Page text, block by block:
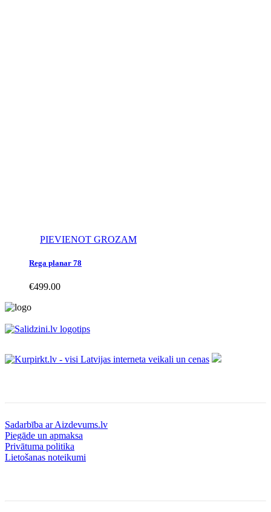
PIEVIENOT GROZAM
Rega planar 78
€499.00
Sadarbība ar Aizdevums.lv
Piegāde un apmaksa
Privātuma politika
Lietošanas noteikumi